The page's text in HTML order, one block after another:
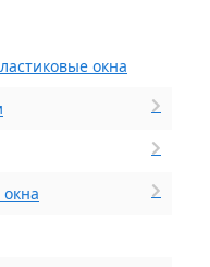
окна